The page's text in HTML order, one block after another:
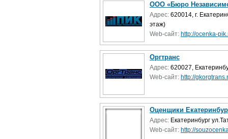
ООО «Бюро
Адрес: 620014, г.
этаж)
Web-сайт: http://ocenka-
Оргтранс
Адрес: 620027,
Web-сайт: http://
Оценщики
Адрес: Екатеринбург
Web-сайт: http://